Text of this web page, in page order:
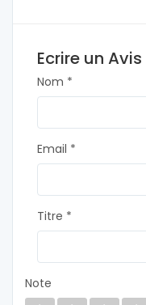
Ecrire un
Nom *
Email *
Titre *
Note